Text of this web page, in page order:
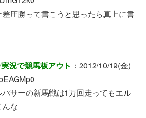
圧勝って書こうと思ったら真上に書
況で競馬板アウト ：2012/10/19(金)
サーの新馬戦は1万回走ってもエル
んな